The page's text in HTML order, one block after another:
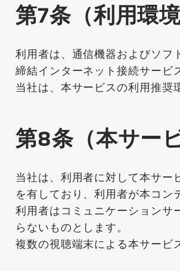
第7条（利用環
利用者は、通信機器およびソフ
締結インターネット接続サービ
当社は、本サービスの利用推奨
第8条（本サー
当社は、利用者に対して本サー
を有しており、利用者が本コン
利用者はコミュニケーションサ
らないものとします。
複数の視聴端末による本サービ